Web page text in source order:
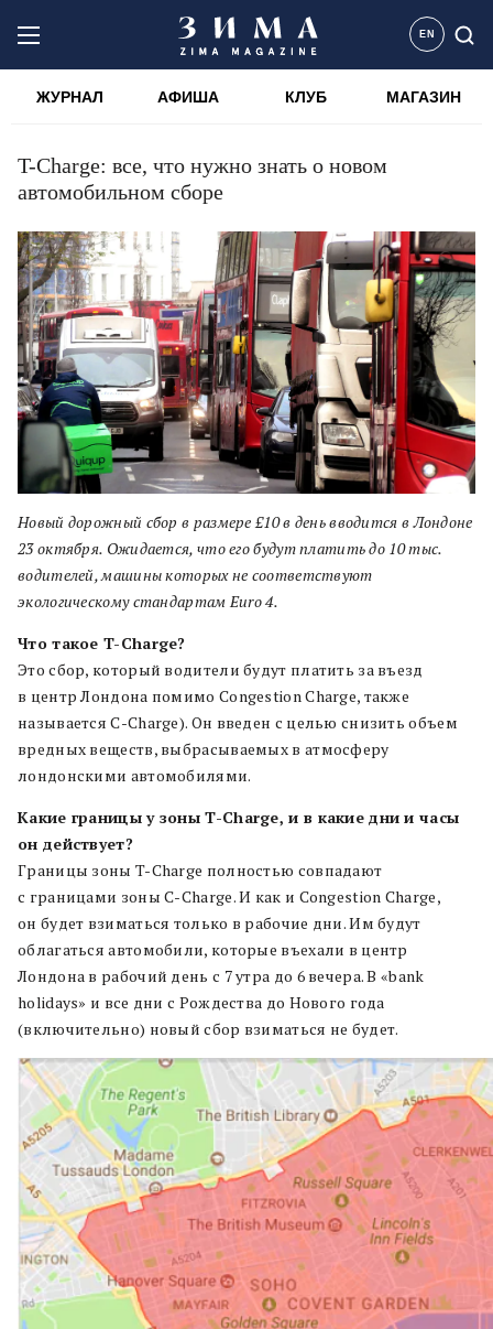
EN
ЖУРНАЛ АФИША КЛУБ МАГАЗИН
T-Charge: все, что нужно знать о новом
автомобильном сборе
Новый дорожный сбор в размере £10 в день вводится в Лондоне
23 октября. Ожидается, что его будут платить до 10 тыс.
водителей, машины которых не соответствуют
экологическому стандартам Euro 4.
Что такое T-Charge?
Это сбор, который водители будут платить за въезд
в центр Лондона помимо Congestion Charge, также
называется C-Charge). Он введен с целью снизить объем
вредных веществ, выбрасываемых в атмосферу
лондонскими автомобилями.
Какие границы у зоны T-Charge, и в какие дни и часы
он действует?
Границы зоны T-Charge полностью совпадают
с границами зоны C-Charge. И как и Congestion Charge,
он будет взиматься только в рабочие дни. Им будут
облагаться автомобили, которые въехали в центр
Лондона в рабочий день с 7 утра до 6 вечера. В «bank
holidays» и все дни с Рождества до Нового года
(включительно) новый сбор взиматься не будет.